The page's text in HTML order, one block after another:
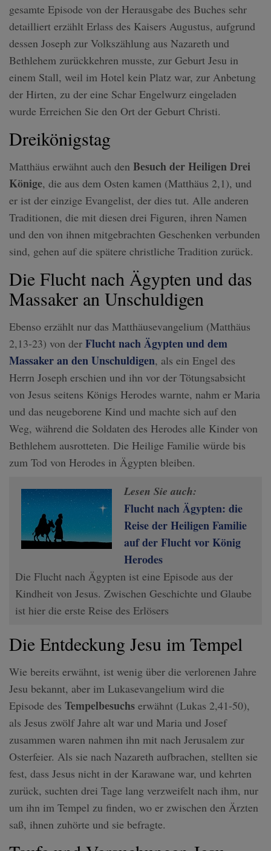
gesamte Episode von der Herausgabe des Buches sehr
detailliert erzählt Erlass des Kaisers Augustus, aufgrund
dessen Joseph zur Volkszählung aus Nazareth und
Bethlehem zurückkehren musste, zur Geburt Jesu in
einem Stall, weil im Hotel kein Platz war, zur Anbetung
der Hirten, zu der eine Schar Engelwurz eingeladen
wurde Erreichen Sie den Ort der Geburt Christi.
Dreikönigstag
Matthäus erwähnt auch den Besuch der Heiligen Drei
Könige, die aus dem Osten kamen (Matthäus 2,1), und
er ist der einzige Evangelist, der dies tut. Alle anderen
Traditionen, die mit diesen drei Figuren, ihren Namen
und den von ihnen mitgebrachten Geschenken verbunden
sind, gehen auf die spätere christliche Tradition zurück.
Die Flucht nach Ägypten und das
Massaker an Unschuldigen
Ebenso erzählt nur das Matthäusevangelium (Matthäus
2,13-23) von der Flucht nach Ägypten und dem
Massaker an den Unschuldigen, als ein Engel des
Herrn Joseph erschien und ihn vor der Tötungsabsicht
von Jesus seitens Königs Herodes warnte, nahm er Maria
und das neugeborene Kind und machte sich auf den
Weg, während die Soldaten des Herodes alle Kinder von
Bethlehem ausrotteten. Die Heilige Familie würde bis
zum Tod von Herodes in Ägypten bleiben.
Lesen Sie auch:
Flucht nach Ägypten: die
Reise der Heiligen Familie
auf der Flucht vor König
Herodes
Die Flucht nach Ägypten ist eine Episode aus der
Kindheit von Jesus. Zwischen Geschichte und Glaube
ist hier die erste Reise des Erlösers
Die Entdeckung Jesu im Tempel
Wie bereits erwähnt, ist wenig über die verlorenen Jahre
Jesu bekannt, aber im Lukasevangelium wird die
Episode des Tempelbesuchs erwähnt (Lukas 2,41-50),
als Jesus zwölf Jahre alt war und Maria und Josef
zusammen waren nahmen ihn mit nach Jerusalem zur
Osterfeier. Als sie nach Nazareth aufbrachen, stellten sie
fest, dass Jesus nicht in der Karawane war, und kehrten
zurück, suchten drei Tage lang verzweifelt nach ihm, nur
um ihn im Tempel zu finden, wo er zwischen den Ärzten
saß, ihnen zuhörte und sie befragte.